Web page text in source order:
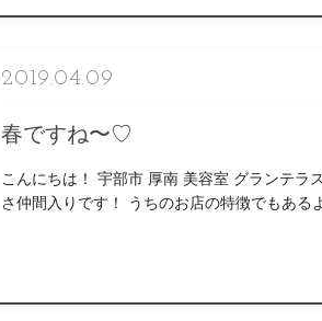
春ですね〜♡
2019.04.09
こんにちは！ 宇部市 厚南 美容室 グランテラ
さ仲間入りです！ うちのお店の特徴でもある